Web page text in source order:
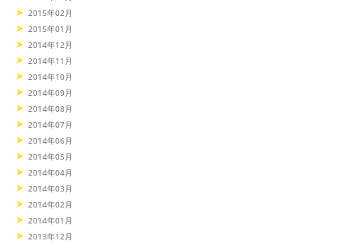
2015年02月
2015年01月
2014年12月
2014年11月
2014年10月
2014年09月
2014年08月
2014年07月
2014年06月
2014年05月
2014年04月
2014年03月
2014年02月
2014年01月
2013年12月